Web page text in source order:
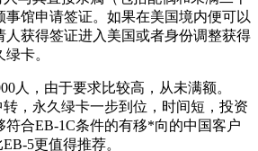
馆申请签证。如果在美国境内便可以
人获得签证进入美国或者身份调整获得
卡。
人，由于要求比较高，从未满额。
，永久绿卡一步到位，时间短，投资
符合EB-1C条件的有移*向的中国客户
5更值得推荐。